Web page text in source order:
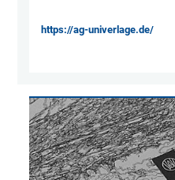
https://ag-univerlage.de/